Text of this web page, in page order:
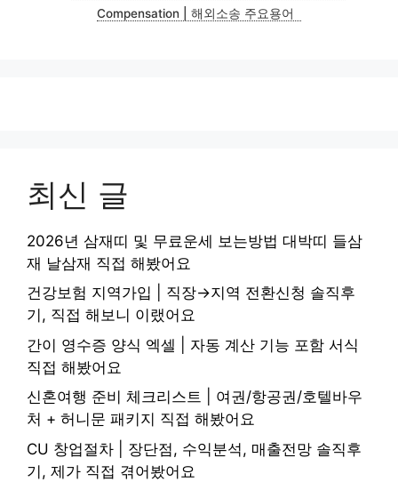
Compensation | 해외소송 주요용어
최신 글
2026년 삼재띠 및 무료운세 보는방법 대박띠 들삼
재 날삼재 직접 해봤어요
건강보험 지역가입 | 직장→지역 전환신청 솔직후
기, 직접 해보니 이랬어요
간이 영수증 양식 엑셀 | 자동 계산 기능 포함 서식
직접 해봤어요
신혼여행 준비 체크리스트 | 여권/항공권/호텔바우
처 + 허니문 패키지 직접 해봤어요
CU 창업절차 | 장단점, 수익분석, 매출전망 솔직후
기, 제가 직접 겪어봤어요